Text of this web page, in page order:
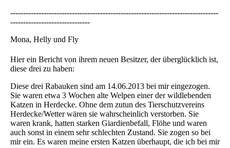
---------------------------------------------------------------------------------
-------------------------------
Mona, Helly und Fly
Hier ein Bericht von ihrem neuen Besitzer, der überglücklich ist,
diese drei zu haben:
Diese drei Rabauken sind am 14.06.2013 bei mir eingezogen.
Sie waren etwa 3 Wochen alte Welpen einer der wildlebenden
Katzen in Herdecke. Ohne dem zutun des Tierschutzvereins
Herdecke/Wetter wären sie wahrscheinlich verstorben. Sie
waren krank, hatten starken Giardienbefall, Flöhe und waren
auch sonst in einem sehr schlechten Zustand. Sie zogen so bei
mir ein. Es waren meine ersten Katzen überhaupt, die ich bei mir